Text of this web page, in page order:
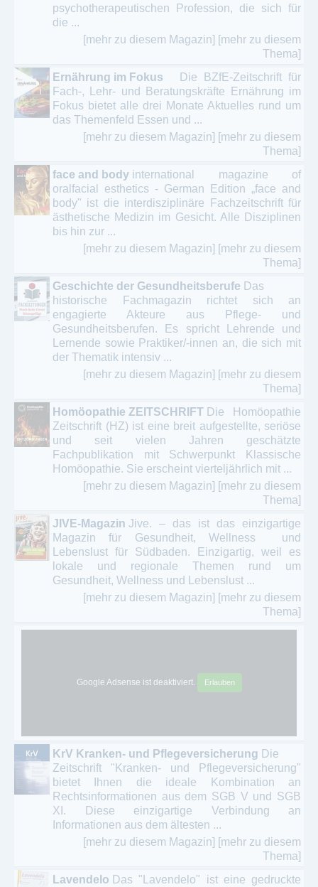
psychotherapeutischen Profession, die sich für
die ...
[mehr zu diesem Magazin] [mehr zu diesem
Thema]
Ernährung im Fokus
Die BZfE-Zeitschrift für
Fach-, Lehr- und Beratungskräfte Ernährung im
Fokus bietet alle drei Monate Aktuelles rund um
das Themenfeld Essen und ...
[mehr zu diesem Magazin] [mehr zu diesem
Thema]
face and body international magazine of
oralfacial esthetics - German Edition „face and
body" ist die interdisziplinäre Fachzeitschrift für
ästhetische Medizin im Gesicht. Alle Disziplinen
bis hin zur ...
[mehr zu diesem Magazin] [mehr zu diesem
Thema]
Geschichte der Gesundheitsberufe Das
historische Fachmagazin richtet sich an
engagierte Akteure aus Pflege- und
Gesundheitsberufen. Es spricht Lehrende und
Lernende sowie Praktiker/-innen an, die sich mit
der Thematik intensiv ...
[mehr zu diesem Magazin] [mehr zu diesem
Thema]
Homöopathie ZEITSCHRIFT Die Homöopathie
Zeitschrift (HZ) ist eine breit aufgestellte, seriöse
und seit vielen Jahren geschätzte
Fachpublikation mit Schwerpunkt Klassische
Homöopathie. Sie erscheint vierteljährlich mit ...
[mehr zu diesem Magazin] [mehr zu diesem
Thema]
JIVE-Magazin Jive. – das ist das einzigartige
Magazin für Gesundheit, Wellness und
Lebenslust für Südbaden. Einzigartig, weil es
lokale und regionale Themen rund um
Gesundheit, Wellness und Lebenslust ...
[mehr zu diesem Magazin] [mehr zu diesem
Thema]
Google Adsense ist deaktiviert. Erlauben
KrV Kranken- und Pflegeversicherung Die
Zeitschrift "Kranken- und Pflegeversicherung"
bietet Ihnen die ideale Kombination an
Rechtsinformationen aus dem SGB V und SGB
XI. Diese einzigartige Verbindung an
Informationen aus dem ältesten ...
[mehr zu diesem Magazin] [mehr zu diesem
Thema]
Lavendelo Das "Lavendelo" ist eine gedruckte